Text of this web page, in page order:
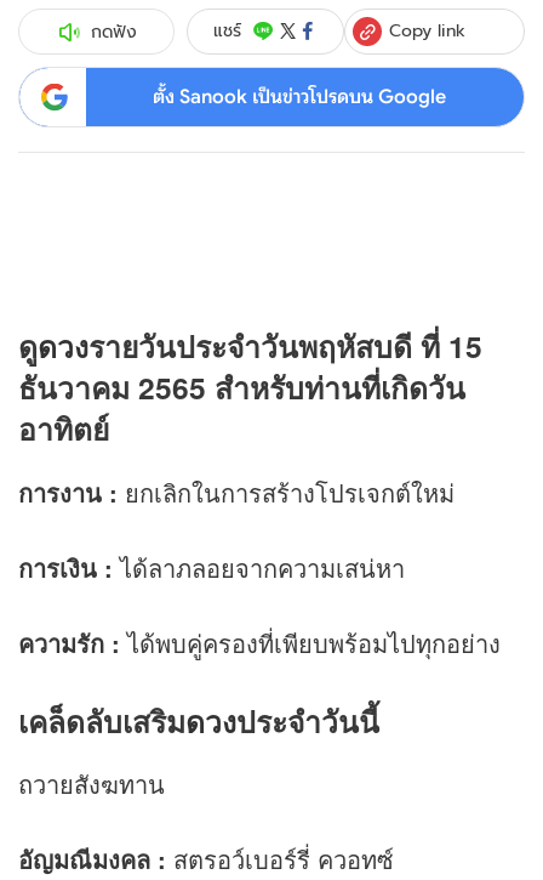
กดฟัง แชร์ Copy link
ตั้ง Sanook เป็นข่าวโปรดบน Google
ดูดวงรายวันประจำวันพฤหัสบดี ที่ 15
ธันวาคม 2565 สำหรับท่านที่เกิดวัน
อาทิตย์
การงาน : ยกเลิกในการสร้างโปรเจกต์ใหม่
การเงิน : ได้ลาภลอยจากความเสน่หา
ความรัก : ได้พบคู่ครองที่เพียบพร้อมไปทุกอย่าง
เคล็ดลับเสริมดวงประจำวันนี้
ถวายสังฆทาน
อัญมณีมงคล : สตรอว์เบอร์รี่ ควอทซ์